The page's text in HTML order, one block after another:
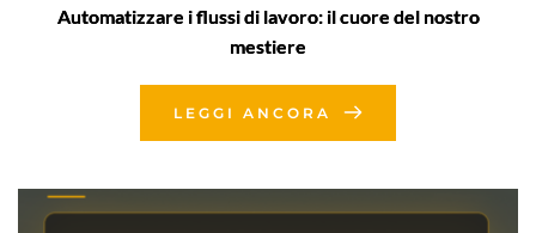
Automatizzare i flussi di lavoro: il cuore del nostro
mestiere
LEGGI ANCORA